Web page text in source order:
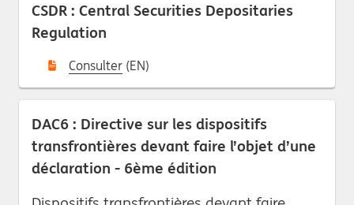
CSDR : Central Securities Depositaries
Regulation
Consulter (EN)
DAC6 : Directive sur les dispositifs
transfrontières devant faire l’objet d’une
déclaration - 6ème édition